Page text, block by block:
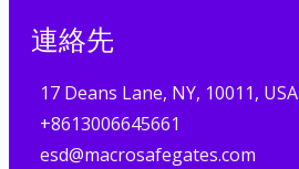
連絡先
17 Deans Lane, NY, 10011, USA
+8613006645661
esd@macrosafegates.com